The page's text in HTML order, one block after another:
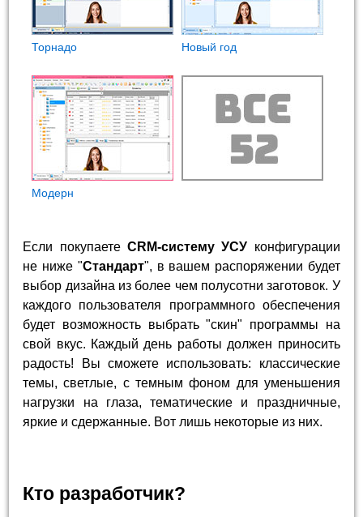
Торнадо Новый год
Модерн
Если покупаете CRM-систему УСУ конфигурации
не ниже "Стандарт", в вашем распоряжении будет
выбор дизайна из более чем полусотни заготовок. У
каждого пользователя программного обеспечения
будет возможность выбрать "скин" программы на
свой вкус. Каждый день работы должен приносить
радость! Вы сможете использовать: классические
темы, светлые, с темным фоном для уменьшения
нагрузки на глаза, тематические и праздничные,
яркие и сдержанные. Вот лишь некоторые из них.
Кто разработчик?